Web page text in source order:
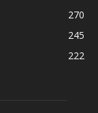
270
245
222